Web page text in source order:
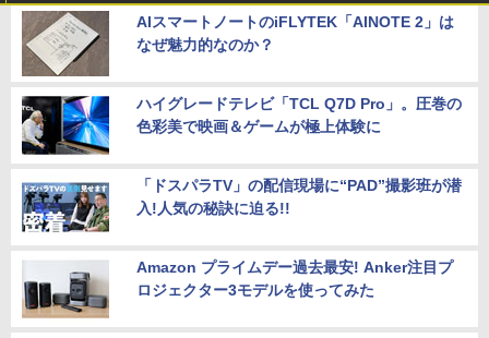
AIスマートノートのiFLYTEK「AINOTE 2」は
なぜ魅力的なのか？
ハイグレードテレビ「TCL Q7D Pro」。圧巻の
色彩美で映画＆ゲームが極上体験に
「ドスパラTV」の配信現場に“PAD”撮影班が潜
入!人気の秘訣に迫る!!
Amazon プライムデー過去最安! Anker注目プ
ロジェクター3モデルを使ってみた